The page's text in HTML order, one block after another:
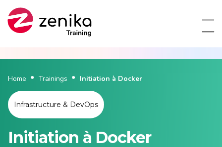
Home Trainings Initiation à Docker
Infrastructure & DevOps
Initiation à Docker